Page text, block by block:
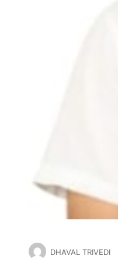
DHAVAL TRIVEDI